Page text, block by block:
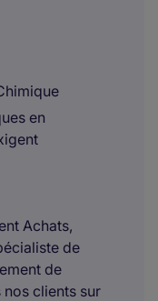
en
Achats,
de
de
clients sur